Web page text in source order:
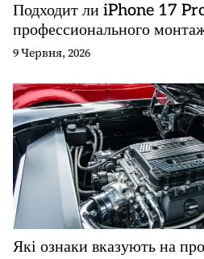
Подходит ли iPhone 17
профессионального
9 Червня, 2026
Які ознаки вказують на